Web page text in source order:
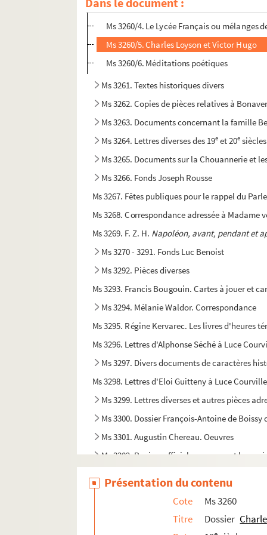
Ms 3260/3. Oeuvres complètes d'André
Ms 3260/4. Le Lycée Français ou
Ms 3260/5. Charles Loyson et Victor Hugo
Ms 3260/6. Méditations poétiques
Ms 3261. Textes historiques divers
Ms 3262. Copies de pièces relatives à
Ms 3263. Documents concernant la famille
Ms 3264. Lettres diverses des 19e et 20e siècles
Ms 3265. Documents sur la Chouannerie et
Ms 3266. Fonds Joseph Rousse
Ms 3267. Fêtes publiques pour le rappel du
Ms 3268. Correspondance adressée à
Ms 3269. F. Z. H. Napoléon, avant, pendant et
Ms 3270 - 3291. Fonds Luc Benoist
Ms 3292. Pièces diverses
Ms 3293. Francis Bougouin. Cartes à jouer et
Ms 3294. Mélanie Waldor. Correspondance
Ms 3295. Régine Kervarec. Les livres d'heures
Ms 3296. Lettres d'Alphonse Séché à Luce
Ms 3297. Divers documents de caractères
Ms 3298. Lettres d'Eloi Guitteny à Luce
Ms 3299. Lettres diverses et autres pièces
Ms 3300. Dossier François-Antoine de Boissy
Ms 3301. Augustin Chereau. Oeuvres
Ms 3302. Papiers officiels concernant la
Ms 3303/2. Jean-Pierre Claris de Florian et
Présentation du contenu
Cote
Ms 3260
Titre
Dossier